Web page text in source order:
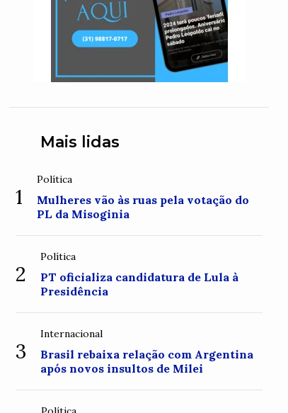
Mais lidas
1
Política
Mulheres vão às ruas pela votação do
PL da Misoginia
2
Política
PT oficializa candidatura de Lula à
Presidência
3
Internacional
Brasil rebaixa relação com Argentina
após novos insultos de Milei